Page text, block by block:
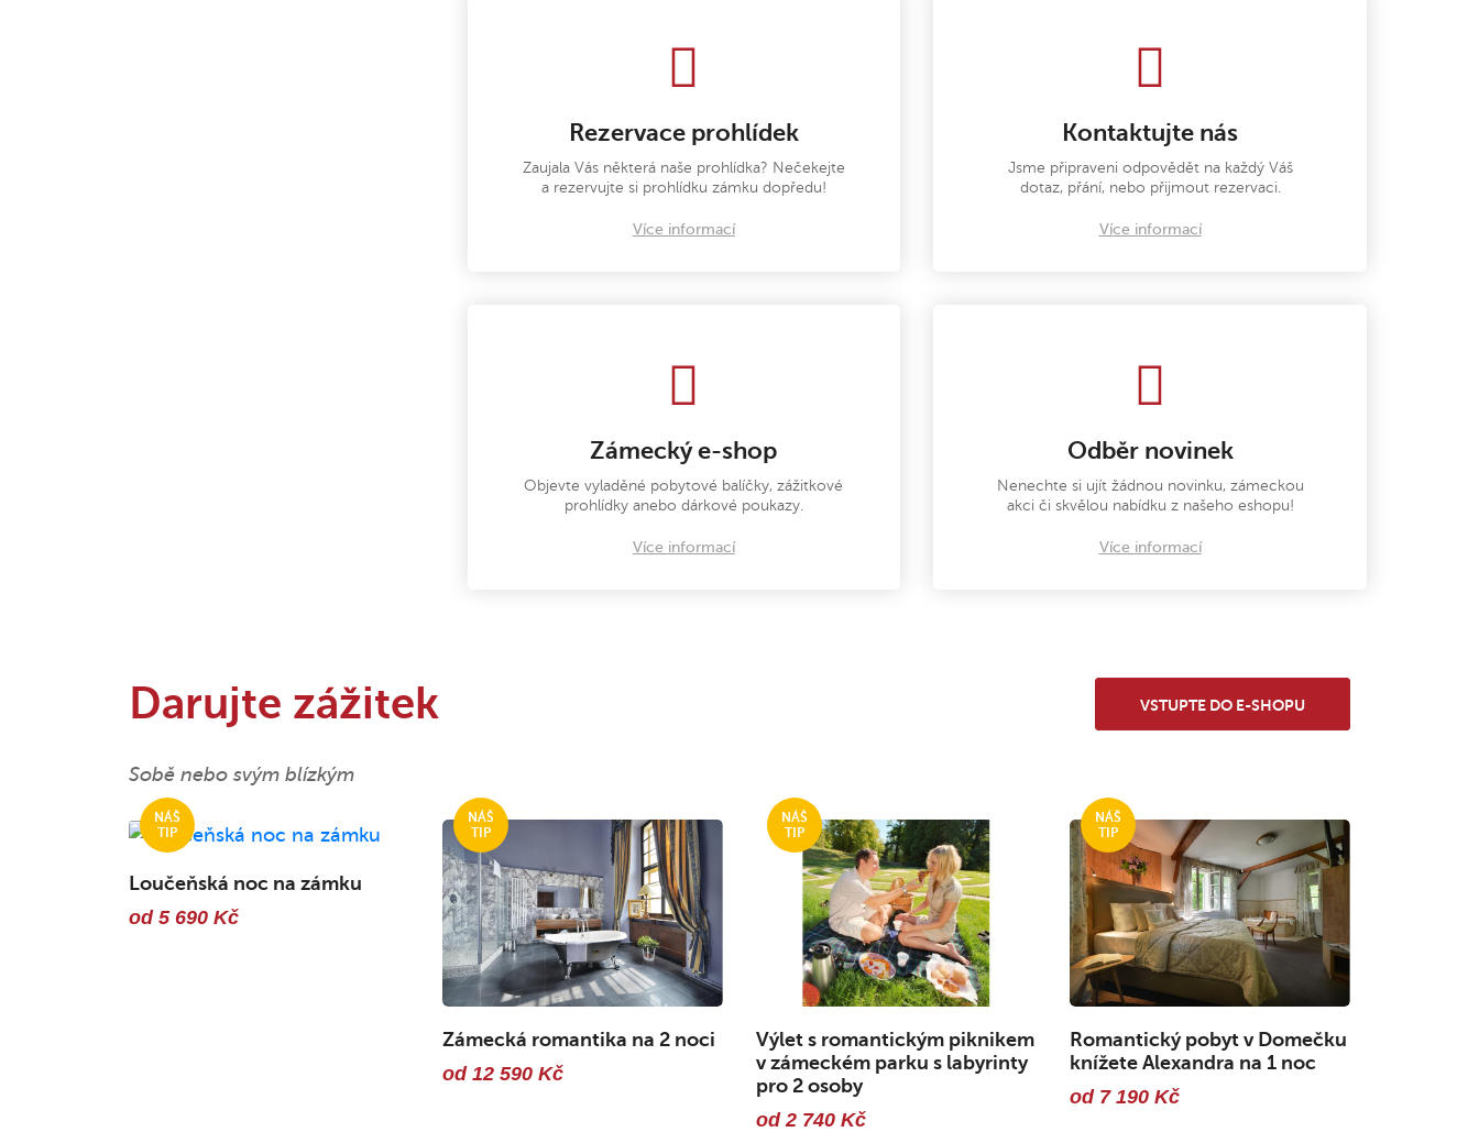
Rezervace prohlídek
Zaujala Vás některá naše prohlídka? Nečekejte
a rezervujte si prohlídku zámku dopředu!
Více informací
Kontaktujte nás
Jsme připraveni odpovědět na každý Váš
dotaz, přání, nebo přijmout rezervaci.
Více informací
Zámecký e-shop
Objevte vyladěné pobytové balíčky, zážitkové
prohlídky anebo dárkové poukazy.
Více informací
Odběr novinek
Nenechte si ujít žádnou novinku, zámeckou
akci či skvělou nabídku z našeho eshopu!
Více informací
Darujte zážitek
Sobě nebo svým blízkým
Loučeňská noc na zámku
od 5 690 Kč
Zámecká romantika na 2 noci
od 12 590 Kč
Výlet s romantickým piknikem
v zámeckém parku s labyrinty
pro 2 osoby
od 2 740 Kč
Romantický pobyt v Domečku
knížete Alexandra na 1 noc
od 7 190 Kč
VSTUPTE DO E-SHOPU